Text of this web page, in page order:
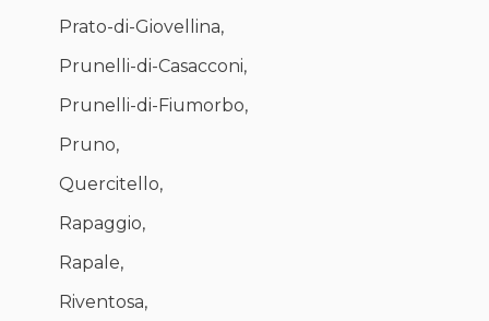
Prato-di-Giovellina,
Prunelli-di-Casacconi,
Prunelli-di-Fiumorbo,
Pruno,
Quercitello,
Rapaggio,
Rapale,
Riventosa,